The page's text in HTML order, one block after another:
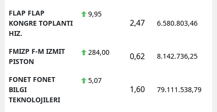
FLAP FLAP
KONGRE TOPLANTI
HIZ.
9,95
2,47 6.580.803,46
FMIZP F-M IZMIT
PISTON
284,00 0,62 8.142.736,25
FONET FONET
BILGI
TEKNOLOJILERI
5,07
1,60 79.111.538,79